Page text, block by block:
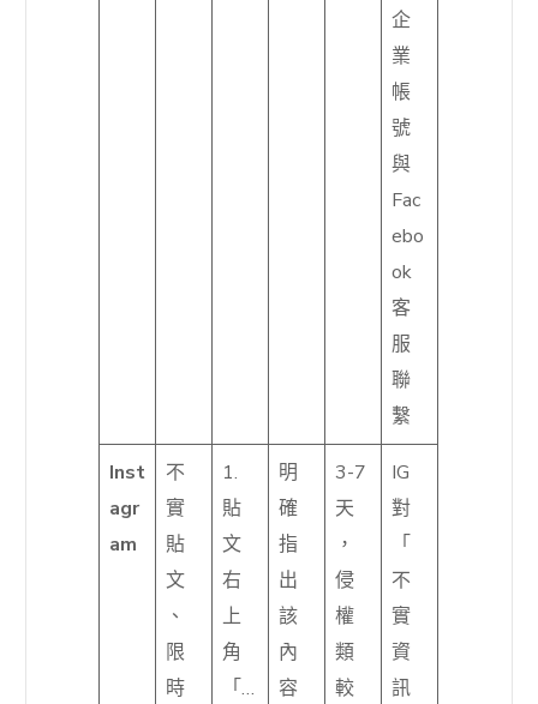
企
業
帳
號
與
Fac
ebo
ok
客
服
聯
繫
Inst
agr
am
不
實
貼
文
、
限
時
1.
貼
文
右
上
角
「…
明
確
指
出
該
內
容
3-7
天
，
侵
權
類
較
IG
對
「
不
實
資
訊